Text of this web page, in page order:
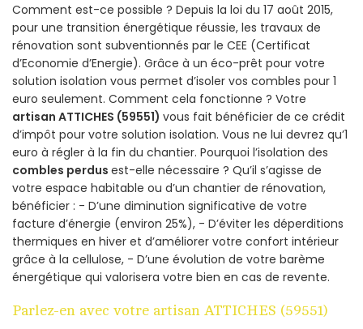
Comment est-ce possible ? Depuis la loi du 17 août 2015,
pour une transition énergétique réussie, les travaux de
rénovation sont subventionnés par le CEE (Certificat
d’Economie d’Energie). Grâce à un éco-prêt pour votre
solution isolation vous permet d’isoler vos combles pour 1
euro seulement. Comment cela fonctionne ? Votre
artisan ATTICHES (59551) vous fait bénéficier de ce crédit
d’impôt pour votre solution isolation. Vous ne lui devrez qu’1
euro à régler à la fin du chantier. Pourquoi l’isolation des
combles perdus est-elle nécessaire ? Qu’il s’agisse de
votre espace habitable ou d’un chantier de rénovation,
bénéficier : - D’une diminution significative de votre
facture d’énergie (environ 25%), - D’éviter les déperditions
thermiques en hiver et d’améliorer votre confort intérieur
grâce à la cellulose, - D’une évolution de votre barème
énergétique qui valorisera votre bien en cas de revente.
Parlez-en avec votre artisan ATTICHES (59551)